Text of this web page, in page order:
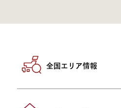
全国エリア情報